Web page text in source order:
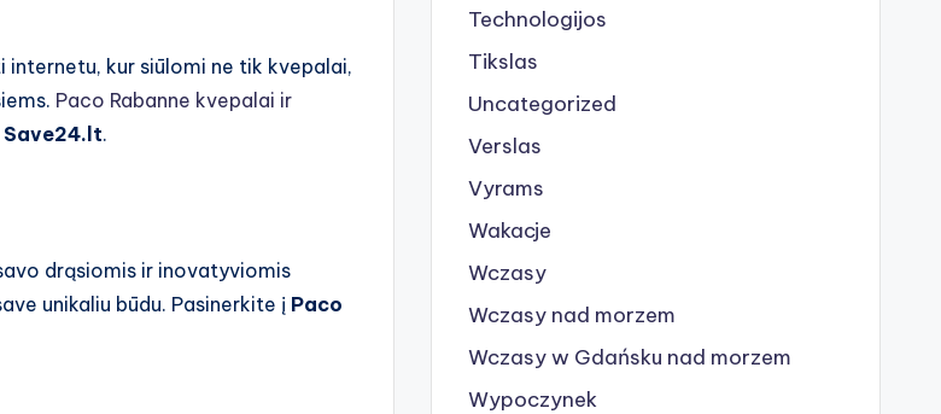
internetu, kur siūlomi ne tik kvepalai,
Paco Rabanne kvepalai ir
Save24.lt.
drąsiomis ir inovatyviomis
unikaliu būdu. Pasinerkite į Paco
Technologijos
Tikslas
Uncategorized
Verslas
Vyrams
Wakacje
Wczasy
Wczasy nad morzem
Wczasy w Gdańsku nad morzem
Wypoczynek